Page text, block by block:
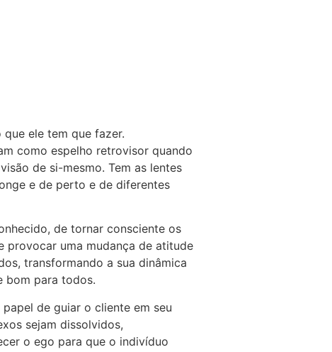
ele tem que fazer.
como espelho retrovisor quando
de si-mesmo. Tem as lentes
e de perto e de diferentes
de tornar consciente os
provocar uma mudança de atitude
transformando a sua dinâmica
bom para todos.
de guiar o cliente em seu
sejam dissolvidos,
o ego para que o indivíduo